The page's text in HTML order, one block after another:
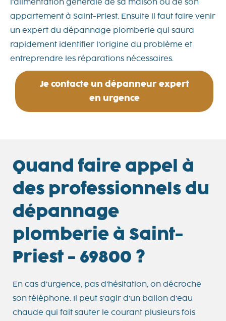
l’alimentation générale de sa maison ou de son
appartement à Saint-Priest. Ensuite il faut faire venir
un expert du dépannage plomberie qui saura
rapidement identifier l’origine du problème et
entreprendre les réparations nécessaires.
Je contacte un dépanneur expert
en urgence
Quand faire appel à
des professionnels du
dépannage
plomberie à Saint-
Priest - 69800 ?
En cas d’urgence, pas d’hésitation, on décroche
son téléphone. Il peut s’agir d’un ballon d’eau
chaude qui fait sauter le courant plusieurs fois